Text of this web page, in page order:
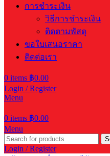
การชำระเงิน
วิธีการชำระเงิน
ติดตามพัสดุ
ขอใบเสนอราคา
ติดต่อเรา
0 items ฿0.00
Login / Register
Menu
0 items ฿0.00
Menu
Login / Register